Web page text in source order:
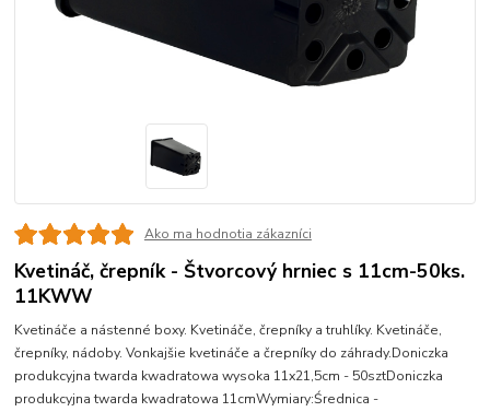
Ako ma hodnotia zákazníci
Kvetináč, črepník - Štvorcový hrniec s 11cm-50ks.
11KWW
Kvetináče a nástenné boxy. Kvetináče, črepníky a truhlíky. Kvetináče,
črepníky, nádoby. Vonkajšie kvetináče a črepníky do záhrady.Doniczka
produkcyjna twarda kwadratowa wysoka 11x21,5cm - 50sztDoniczka
produkcyjna twarda kwadratowa 11cmWymiary:Średnica -